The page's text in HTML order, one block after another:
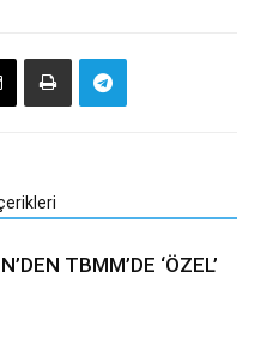
TBMM’DE ‘ÖZEL’